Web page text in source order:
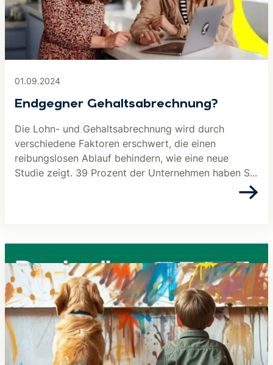
01.09.2024
Endgegner Gehaltsabrechnung?
Die Lohn- und Gehaltsabrechnung wird durch
verschiedene Faktoren erschwert, die einen
reibungslosen Ablauf behindern, wie eine neue
Studie zeigt. 39 Prozent der Unternehmen haben S...